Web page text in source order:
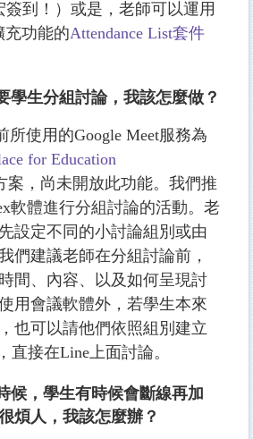
簽到！）或是，老師可以運用
充功能的Attendance List套件
學生分組討論，我該怎麼做？
所使用的Google Meet服務為
for Education
案，尚未開放此功能。我們推
軟體進行分組討論的活動。老
設定不同的小討論組別或由
們建議老師在分組討論前，
間、內容、以及如何呈現討
用會議軟體外，若學生本來
也可以請他們依照組別建立
直接在Line上面討論。
候，學生有時候會斷線再加
煩人，我該怎麼辦？